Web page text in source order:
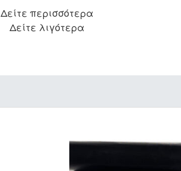
Δείτε περισσότερα
Δείτε λιγότερα